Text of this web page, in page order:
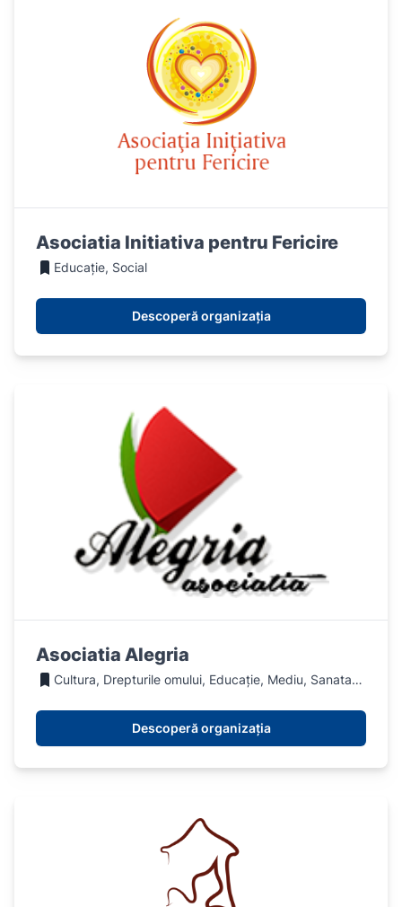
Asociatia Initiativa pentru Fericire
Educație, Social
Descoperă organizația
Asociatia Alegria
Cultura, Drepturile omului, Educație, Mediu, Sanatate, Social, Sport
Descoperă organizația